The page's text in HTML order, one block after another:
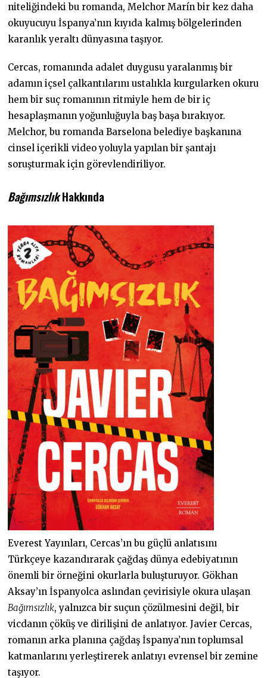
niteliğindeki bu romanda, Melchor Marín bir kez daha
okuyucuyu İspanya’nın kıyıda kalmış bölgelerinden
karanlık yeraltı dünyasına taşıyor.
Cercas, romanında adalet duygusu yaralanmış bir
adamın içsel çalkantılarını ustalıkla kurgularken okuru
hem bir suç romanının ritmiyle hem de bir iç
hesaplaşmanın yoğunluğuyla baş başa bırakıyor.
Melchor, bu romanda Barselona belediye başkanına
cinsel içerikli video yoluyla yapılan bir şantajı
soruşturmak için görevlendiriliyor.
BağımsızlıkHakkında
Everest Yayınları, Cercas’ın bu güçlü anlatısını
Türkçeye kazandırarak çağdaş dünya edebiyatının
önemli bir örneğini okurlarla buluşturuyor. Gökhan
Aksay’ın İspanyolca aslından çevirisiyle okura ulaşan
Bağımsızlık, yalnızca bir suçun çözülmesini değil, bir
vicdanın çöküş ve dirilişini de anlatıyor. Javier Cercas,
romanın arka planına çağdaş İspanya’nın toplumsal
katmanlarını yerleştirerek anlatıyı evrensel bir zemine
taşıyor.